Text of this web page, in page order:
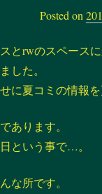
Posted on
とrwのスペース
した。
に夏コミの情報
あります。
という事で…。
な所です。